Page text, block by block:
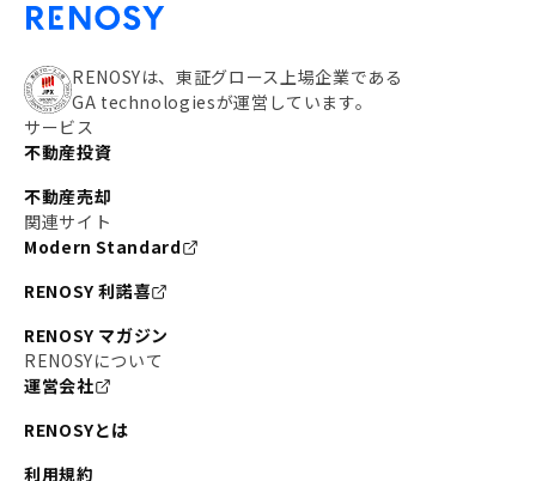
RENOSYは、東証グロース上場企業である
GA technologiesが運営しています。
サービス
不動産投資
不動産売却
関連サイト
Modern Standard
RENOSY 利諾喜
RENOSY マガジン
RENOSYについて
運営会社
RENOSYとは
利用規約